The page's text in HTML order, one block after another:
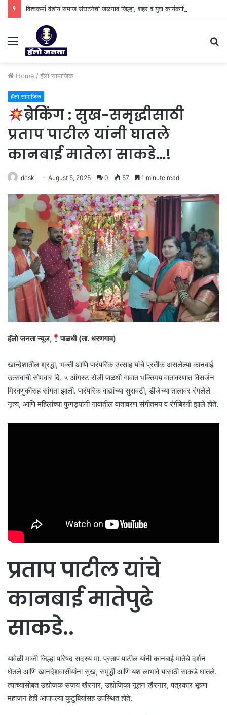
Menu
Home / हॅलो सामाजिक
हॅलो सामाजिक
ब्रेकिंग : सुख-समृद्धीसाठी
प्रताप पाटील यांनी घातले
कानबाई मातेला साकडे…!
desk August 5, 2025 0 57 1 minute read
हॅलो जनता न्यूज, पाळधी (ता. धरणगाव)
खान्देशातील श्रद्धा, भक्ती आणि पारंपरिक उत्साह यांचे प्रतीक असलेल्या कानबाई
उत्सवाची सोमवार दि. ५ ऑगस्ट रोजी पाळधी गावात भक्तिमय वातावरणात विसर्जन
मिरवणुकीसह सांगता झाली. पारंपरिक वाद्यांच्या सुरावटी, डीजेच्या तालावर रंगलेले
नृत्य, आणि महिलांच्या फुगड्यांनी गावातील वातावरण संगीतमय व रंगीबेरंगी झाले होते.
प्रताप पाटील यांचे
कानबाई मातेपुढे
साकडे..
यावेळी माजी जिल्हा परिषद सदस्य मा. प्रताप पाटील यांनी कानबाई मातेचे दर्शन
घेतले आणि खानदेशवासीयांना सुख, समृद्धी आणि यश लाभावे यासाठी साकडे घातले.
त्यांच्यासोबत उद्योजक संजय खैरनार, उद्योजिका नूतन खैरनार, पत्रकार भूषण
महाजन हेही आपापल्या कुटुंबियांसह उपस्थित होते.